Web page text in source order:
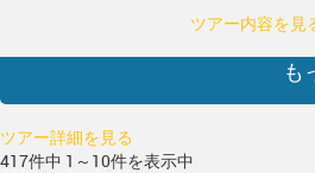
ツアー内容を見
も
ツアー詳細を見る
417件中 1～10件を表示中